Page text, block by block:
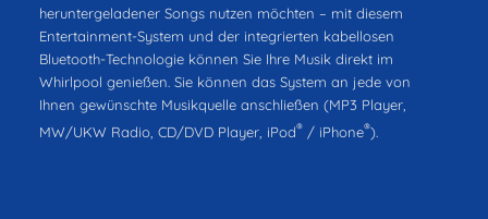
heruntergeladener Songs nutzen möchten – mit diesem
Entertainment-System und der integrierten kabellosen
Bluetooth-Technologie können Sie Ihre Musik direkt im
Whirlpool genießen. Sie können das System an jede von
Ihnen gewünschte Musikquelle anschließen (MP3 Player,
MW/UKW Radio, CD/DVD Player, iPod®/ iPhone®).